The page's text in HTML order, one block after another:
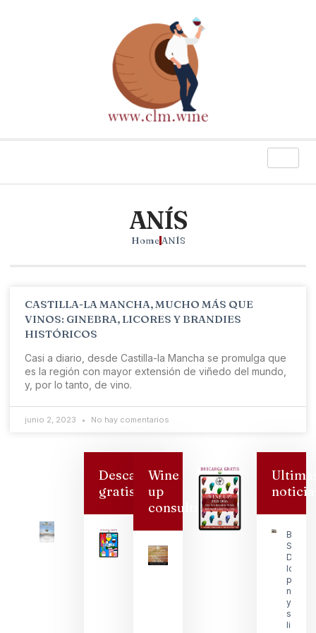
ANÍS
Home ANÍS
CASTILLA-LA MANCHA, MUCHO MÁS QUE
VINOS: GINEBRA, LICORES Y BRANDIES
HISTÓRICOS
Casi a diario, desde Castilla-la Mancha se promulga que
es la región con mayor extensión de viñedo del mundo,
y, por lo tanto, de vino.
junio 2, 2023 No hay comentarios
Descarga
gratis
Wine
up
consulting
San
logra
y
su